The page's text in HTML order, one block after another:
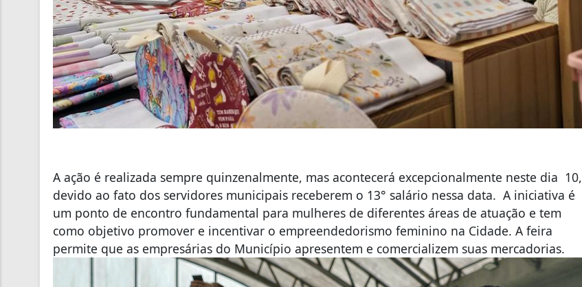
A ação é realizada sempre quinzenalmente, mas acontecerá excepcionalmente neste dia 10,
devido ao fato dos servidores municipais receberem o 13° salário nessa data. A iniciativa é
um ponto de encontro fundamental para mulheres de diferentes áreas de atuação e tem
como objetivo promover e incentivar o empreendedorismo feminino na Cidade. A feira
permite que as empresárias do Município apresentem e comercializem suas mercadorias.